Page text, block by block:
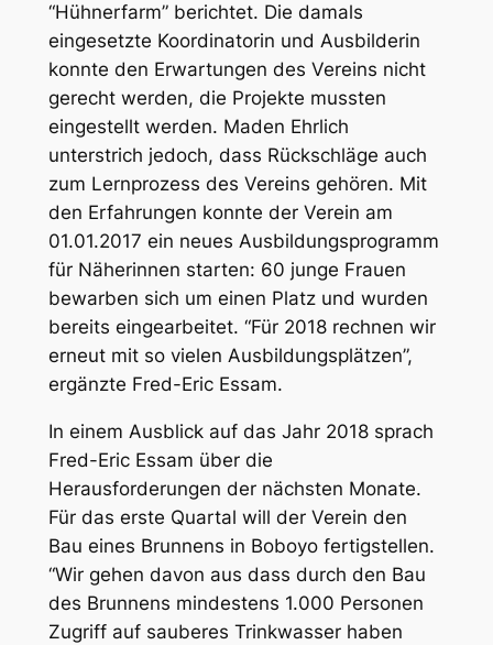
“Hühnerfarm” berichtet. Die damals
eingesetzte Koordinatorin und Ausbilderin
konnte den Erwartungen des Vereins nicht
gerecht werden, die Projekte mussten
eingestellt werden. Maden Ehrlich
unterstrich jedoch, dass Rückschläge auch
zum Lernprozess des Vereins gehören. Mit
den Erfahrungen konnte der Verein am
01.01.2017 ein neues Ausbildungsprogramm
für Näherinnen starten: 60 junge Frauen
bewarben sich um einen Platz und wurden
bereits eingearbeitet. “Für 2018 rechnen wir
erneut mit so vielen Ausbildungsplätzen”,
ergänzte Fred-Eric Essam.
In einem Ausblick auf das Jahr 2018 sprach
Fred-Eric Essam über die
Herausforderungen der nächsten Monate.
Für das erste Quartal will der Verein den
Bau eines Brunnens in Boboyo fertigstellen.
“Wir gehen davon aus dass durch den Bau
des Brunnens mindestens 1.000 Personen
Zugriff auf sauberes Trinkwasser haben